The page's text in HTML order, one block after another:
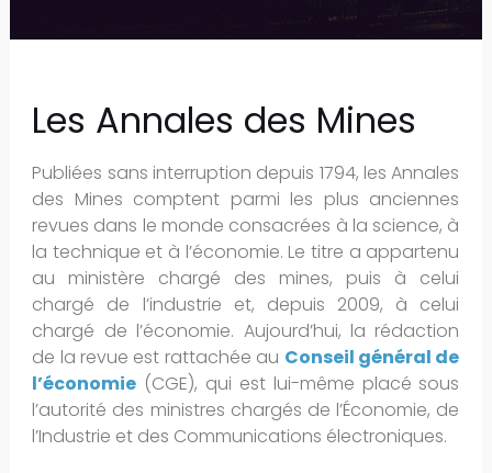
Les Annales des Mines
Publiées sans interruption depuis 1794, les Annales
des Mines comptent parmi les plus anciennes
revues dans le monde consacrées à la science, à
la technique et à l’économie. Le titre a appartenu
au ministère chargé des mines, puis à celui
chargé de l’industrie et, depuis 2009, à celui
chargé de l’économie. Aujourd’hui, la rédaction
de la revue est rattachée au Conseil général de
l’économie (CGE), qui est lui-même placé sous
l’autorité des ministres chargés de l’Économie, de
l’Industrie et des Communications électroniques.